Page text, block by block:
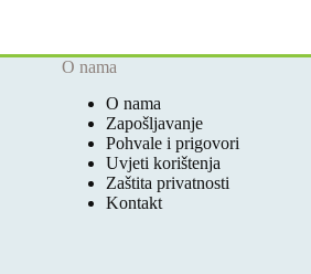
O nama
O nama
Zapošljavanje
Pohvale i prigovori
Uvjeti korištenja
Zaštita privatnosti
Kontakt